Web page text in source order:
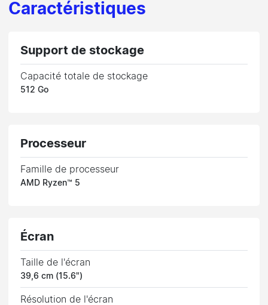
Caractéristiques
Support de stockage
Capacité totale de stockage
512 Go
Processeur
Famille de processeur
AMD Ryzen™ 5
Écran
Taille de l'écran
39,6 cm (15.6")
Résolution de l'écran